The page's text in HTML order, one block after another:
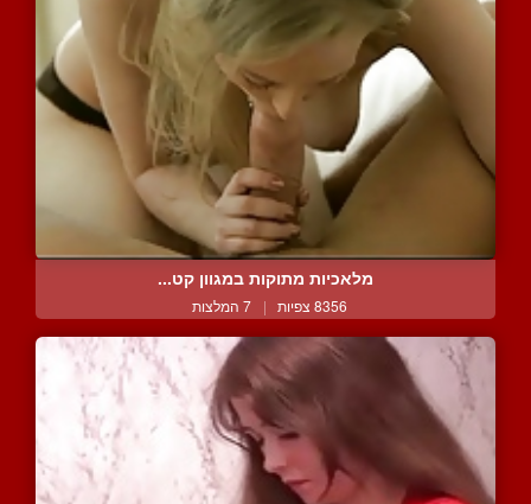
מלאכיות מתוקות במגוון קט...
8356 צפיות | 7 המלצות